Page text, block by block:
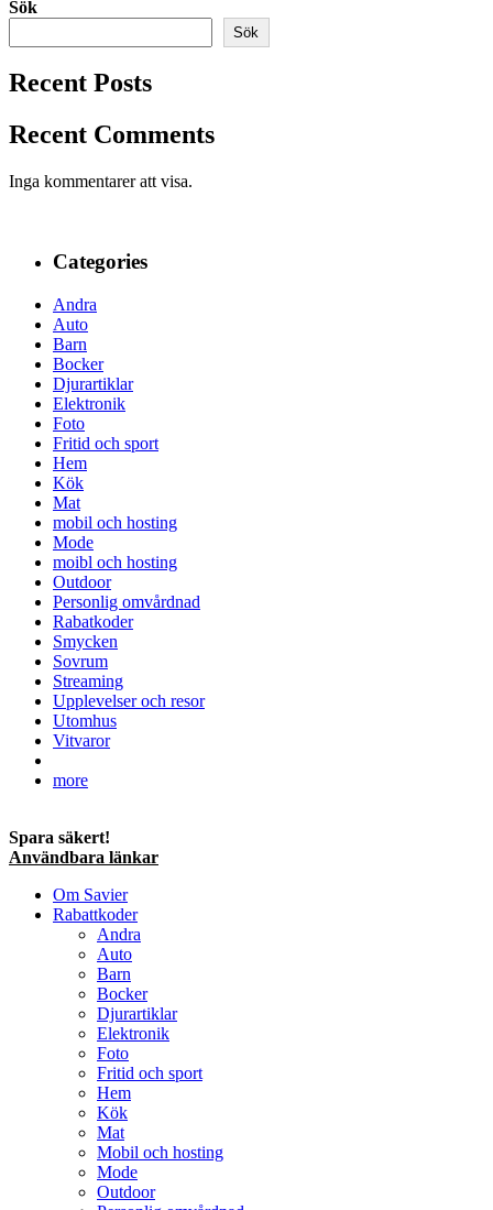
Sök
Sök
Recent Posts
Recent Comments
Inga kommentarer att visa.
Categories
Andra
Auto
Barn
Bocker
Djurartiklar
Elektronik
Foto
Fritid och sport
Hem
Kök
Mat
mobil och hosting
Mode
moibl och hosting
Outdoor
Personlig omvårdnad
Rabatkoder
Smycken
Sovrum
Streaming
Upplevelser och resor
Utomhus
Vitvaror
more
Spara säkert!
Användbara länkar
Om Savier
Rabattkoder
Andra
Auto
Barn
Bocker
Djurartiklar
Elektronik
Foto
Fritid och sport
Hem
Kök
Mat
Mobil och hosting
Mode
Outdoor